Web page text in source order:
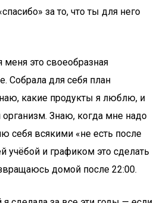
за то, что ты для него
это своеобразная
Собрала для себя план
какие продукты я люблю, и
организм. Знаю, когда мне надо
себя всякими «не есть после
учёбой и графиком это сделать
домой после 22:00.